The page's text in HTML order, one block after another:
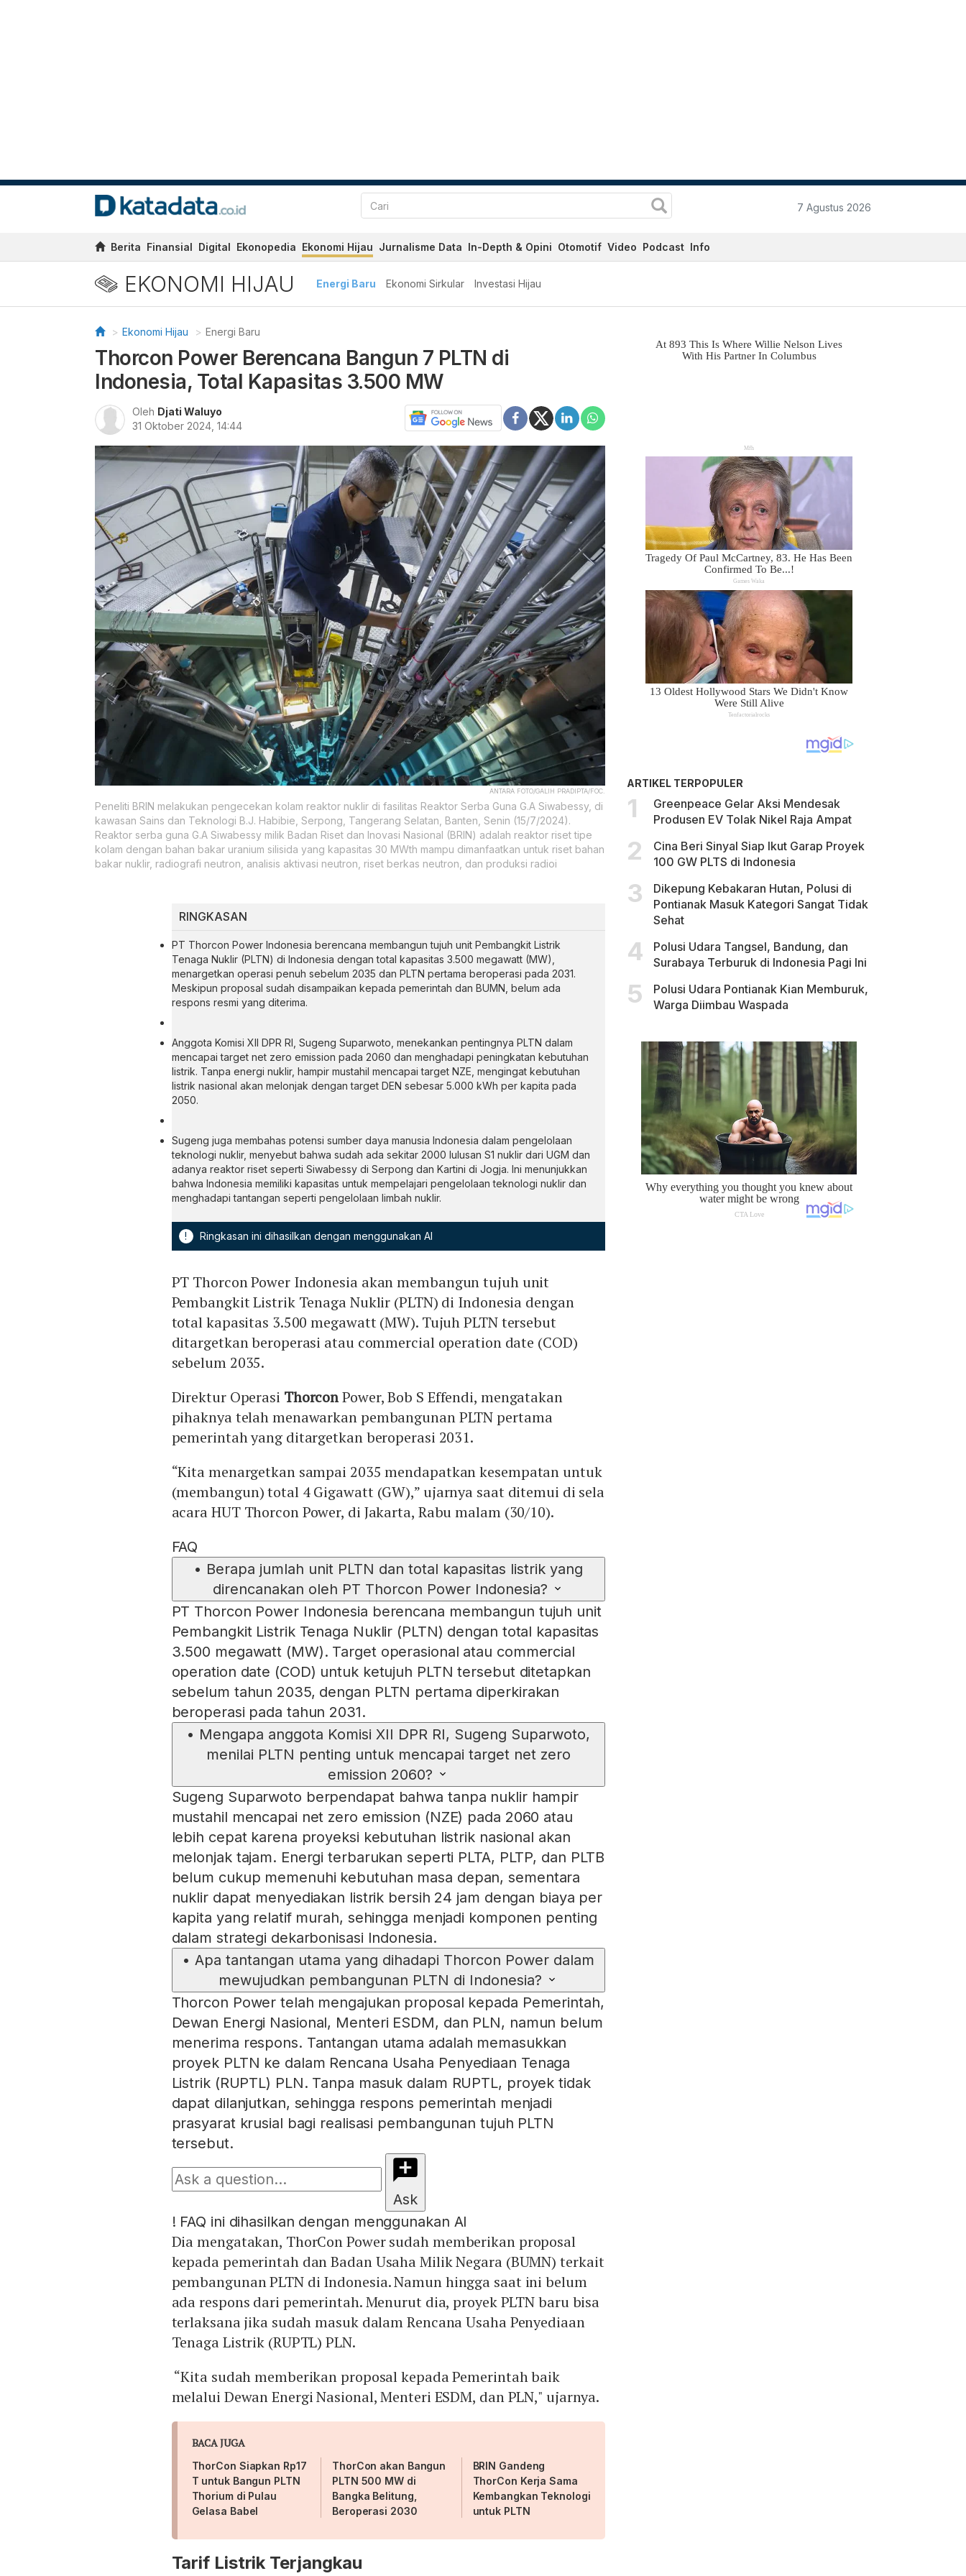
7 Agustus 2026
Berita Finansial Digital Ekonopedia Ekonomi Hijau Jurnalisme Data In-Depth & Opini Otomotif Video Podcast Info
EKONOMI HIJAU Energi Baru Ekonomi Sirkular Investasi Hijau
Ekonomi Hijau Energi Baru
Thorcon Power Berencana Bangun 7 PLTN di
Indonesia, Total Kapasitas 3.500 MW
Oleh Djati Waluyo
31 Oktober 2024, 14:44
ANTARA FOTO/GALIH PRADIPTA/FOC.
Peneliti BRIN melakukan pengecekan kolam reaktor nuklir di fasilitas Reaktor Serba Guna G.A Siwabessy, di
kawasan Sains dan Teknologi B.J. Habibie, Serpong, Tangerang Selatan, Banten, Senin (15/7/2024).
Reaktor serba guna G.A Siwabessy milik Badan Riset dan Inovasi Nasional (BRIN) adalah reaktor riset tipe
kolam dengan bahan bakar uranium silisida yang kapasitas 30 MWth mampu dimanfaatkan untuk riset bahan
bakar nuklir, radiografi neutron, analisis aktivasi neutron, riset berkas neutron, dan produksi radioi
RINGKASAN
PT Thorcon Power Indonesia berencana membangun tujuh unit Pembangkit Listrik
Tenaga Nuklir (PLTN) di Indonesia dengan total kapasitas 3.500 megawatt (MW),
menargetkan operasi penuh sebelum 2035 dan PLTN pertama beroperasi pada 2031.
Meskipun proposal sudah disampaikan kepada pemerintah dan BUMN, belum ada
respons resmi yang diterima.
Anggota Komisi XII DPR RI, Sugeng Suparwoto, menekankan pentingnya PLTN dalam
mencapai target net zero emission pada 2060 dan menghadapi peningkatan kebutuhan
listrik. Tanpa energi nuklir, hampir mustahil mencapai target NZE, mengingat kebutuhan
listrik nasional akan melonjak dengan target DEN sebesar 5.000 kWh per kapita pada
2050.
Sugeng juga membahas potensi sumber daya manusia Indonesia dalam pengelolaan
teknologi nuklir, menyebut bahwa sudah ada sekitar 2000 lulusan S1 nuklir dari UGM dan
adanya reaktor riset seperti Siwabessy di Serpong dan Kartini di Jogja. Ini menunjukkan
bahwa Indonesia memiliki kapasitas untuk mempelajari pengelolaan teknologi nuklir dan
menghadapi tantangan seperti pengelolaan limbah nuklir.
! Ringkasan ini dihasilkan dengan menggunakan AI
PT Thorcon Power Indonesia akan membangun tujuh unit
Pembangkit Listrik Tenaga Nuklir (PLTN) di Indonesia dengan
total kapasitas 3.500 megawatt (MW). Tujuh PLTN tersebut
ditargetkan beroperasi atau commercial operation date (COD)
sebelum 2035.
Direktur Operasi ThorconPower, Bob S Effendi, mengatakan
pihaknya telah menawarkan pembangunan PLTN pertama
pemerintah yang ditargetkan beroperasi 2031.
“Kita menargetkan sampai 2035 mendapatkan kesempatan untuk
(membangun) total 4 Gigawatt (GW),” ujarnya saat ditemui di sela
acara HUT Thorcon Power, di Jakarta, Rabu malam (30/10).
FAQ
• Berapa jumlah unit PLTN dan total kapasitas listrik yang
direncanakan oleh PT Thorcon Power Indonesia?
PT Thorcon Power Indonesia berencana membangun tujuh unit
Pembangkit Listrik Tenaga Nuklir (PLTN) dengan total kapasitas
3.500 megawatt (MW). Target operasional atau commercial
operation date (COD) untuk ketujuh PLTN tersebut ditetapkan
sebelum tahun 2035, dengan PLTN pertama diperkirakan
beroperasi pada tahun 2031.
• Mengapa anggota Komisi XII DPR RI, Sugeng Suparwoto,
menilai PLTN penting untuk mencapai target net zero
emission 2060?
Sugeng Suparwoto berpendapat bahwa tanpa nuklir hampir
mustahil mencapai net zero emission (NZE) pada 2060 atau
lebih cepat karena proyeksi kebutuhan listrik nasional akan
melonjak tajam. Energi terbarukan seperti PLTA, PLTP, dan PLTB
belum cukup memenuhi kebutuhan masa depan, sementara
nuklir dapat menyediakan listrik bersih 24 jam dengan biaya per
kapita yang relatif murah, sehingga menjadi komponen penting
dalam strategi dekarbonisasi Indonesia.
• Apa tantangan utama yang dihadapi Thorcon Power dalam
mewujudkan pembangunan PLTN di Indonesia?
Thorcon Power telah mengajukan proposal kepada Pemerintah,
Dewan Energi Nasional, Menteri ESDM, dan PLN, namun belum
menerima respons. Tantangan utama adalah memasukkan
proyek PLTN ke dalam Rencana Usaha Penyediaan Tenaga
Listrik (RUPTL) PLN. Tanpa masuk dalam RUPTL, proyek tidak
dapat dilanjutkan, sehingga respons pemerintah menjadi
prasyarat krusial bagi realisasi pembangunan tujuh PLTN
tersebut.
Ask
! FAQ ini dihasilkan dengan menggunakan AI
Dia mengatakan, ThorCon Power sudah memberikan proposal
kepada pemerintah dan Badan Usaha Milik Negara (BUMN) terkait
pembangunan PLTN di Indonesia. Namun hingga saat ini belum
ada respons dari pemerintah. Menurut dia, proyek PLTN baru bisa
terlaksana jika sudah masuk dalam Rencana Usaha Penyediaan
Tenaga Listrik (RUPTL) PLN.
“Kita sudah memberikan proposal kepada Pemerintah baik
melalui Dewan Energi Nasional, Menteri ESDM, dan PLN," ujarnya.
BACA JUGA
ThorCon Siapkan Rp17
T untuk Bangun PLTN
Thorium di Pulau
Gelasa Babel
ThorCon akan Bangun
PLTN 500 MW di
Bangka Belitung,
Beroperasi 2030
BRIN Gandeng
ThorCon Kerja Sama
Kembangkan Teknologi
untuk PLTN
Tarif Listrik Terjangkau
ARTIKEL TERPOPULER
Greenpeace Gelar Aksi Mendesak
Produsen EV Tolak Nikel Raja Ampat
Cina Beri Sinyal Siap Ikut Garap Proyek
100 GW PLTS di Indonesia
Dikepung Kebakaran Hutan, Polusi di
Pontianak Masuk Kategori Sangat Tidak
Sehat
Polusi Udara Tangsel, Bandung, dan
Surabaya Terburuk di Indonesia Pagi Ini
Polusi Udara Pontianak Kian Memburuk,
Warga Diimbau Waspada